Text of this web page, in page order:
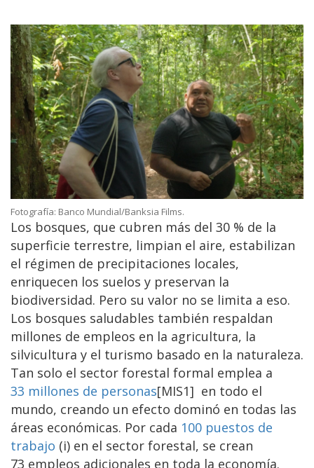
Fotografía: Banco Mundial/Banksia Films.
Los bosques, que cubren más del 30 % de la
superficie terrestre, limpian el aire, estabilizan
el régimen de precipitaciones locales,
enriquecen los suelos y preservan la
biodiversidad. Pero su valor no se limita a eso.
Los bosques saludables también respaldan
millones de empleos en la agricultura, la
silvicultura y el turismo basado en la naturaleza.
Tan solo el sector forestal formal emplea a
33 millones de personas[MIS1] en todo el
mundo, creando un efecto dominó en todas las
áreas económicas. Por cada 100 puestos de
trabajo (i) en el sector forestal, se crean
73 empleos adicionales en toda la economía.